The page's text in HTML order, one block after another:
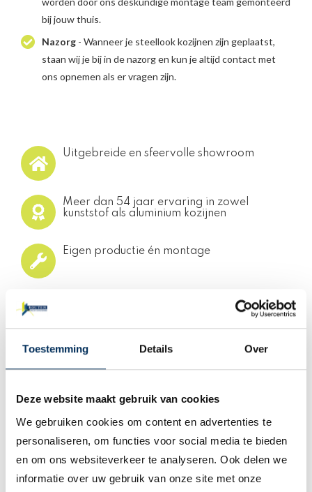
Toestemming Details Over
Deze website maakt gebruik van cookies
We gebruiken cookies om content en advertenties te
personaliseren, om functies voor social media te bieden
en om ons websiteverkeer te analyseren. Ook delen we
informatie over uw gebruik van onze site met onze
bij jouw thuis.
Nazorg - Wanneer je steellook kozijnen zijn geplaatst,
staan wij je bij in de nazorg en kun je altijd contact met
ons opnemen als er vragen zijn.
Uitgebreide en sfeervolle showroom
Meer dan 54 jaar ervaring in zowel
kunststof als aluminium kozijnen
Eigen productie én montage
Maatwerk in zowel advies als eindresultaat
Veelgestelde vragen over steellook
kozijnen
Wat zijn steellook kozijnen?
Wat is het verschil tussen stalen
kozijnen en steellook kozijnen?
Zijn steellook kozijnen geschikt voor